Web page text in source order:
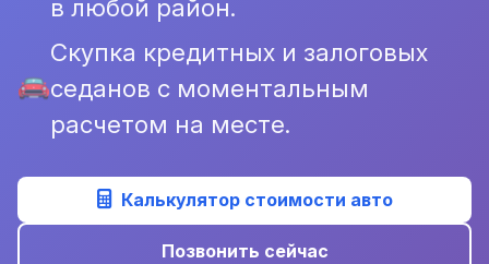
в любой район.
Скупка кредитных и залоговых
седанов с моментальным
расчетом на месте.
Калькулятор стоимости авто
Позвонить сейчас